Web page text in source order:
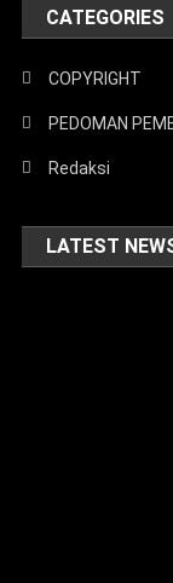
CATEGORIES
COPYRIGHT
PEDOMAN
Redaksi
LATEST